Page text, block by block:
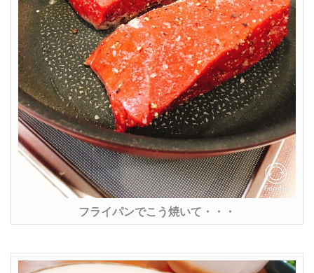
フライパンでこう焼いて・・・